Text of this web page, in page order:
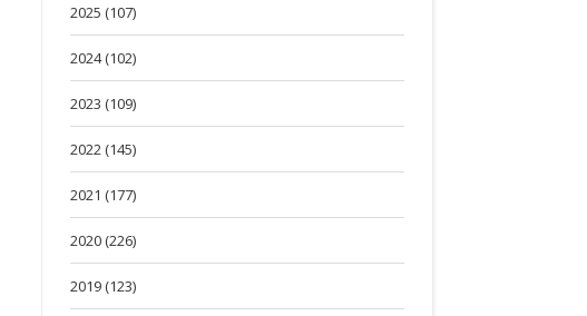
2025 (107)
2024 (102)
2023 (109)
2022 (145)
2021 (177)
2020 (226)
2019 (123)